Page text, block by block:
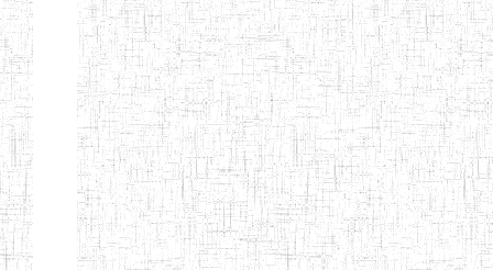
MAMFE
GBTTC
KUMBA
25/08/1978 ENIEG Public
GTTTC
KUMBA
13/08/2013 ENIET Public
GTTC AKWA-
27/08/2013 ENIEG Public